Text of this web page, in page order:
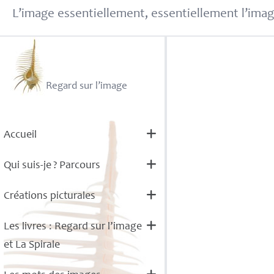
L’image essentiellement, essentiellement
Regard sur l’image
Accueil
Qui suis-je? Parcours
Créations picturales
Les livres : Regard sur l’image
et La Spirale